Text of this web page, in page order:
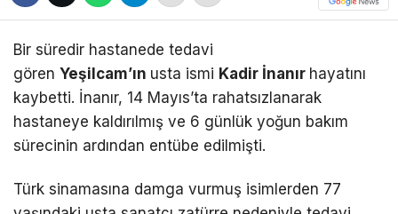
Bir süredir hastanede tedavi
gören Yeşilcam’ın usta ismi Kadir İnanır hayatını
kaybetti. İnanır, 14 Mayıs’ta rahatsızlanarak
hastaneye kaldırılmış ve 6 günlük yoğun bakım
sürecinin ardından entübe edilmişti.
Türk sinamasına damga vurmuş isimlerden 77